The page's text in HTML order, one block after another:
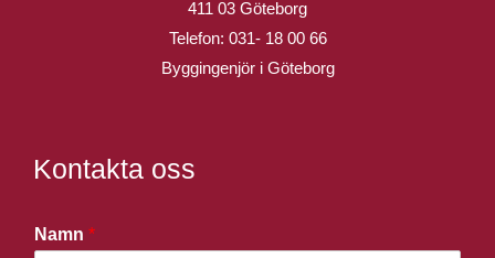
411 03 Göteborg
Telefon: 031- 18 00 66
Byggingenjör i Göteborg
Kontakta oss
Namn *